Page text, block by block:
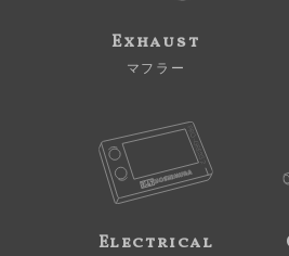
Exhaust
マフラー
Electrical